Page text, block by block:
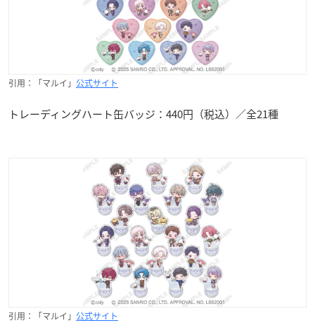
引用：「マルイ」 公式サイト
トレーディングハート缶バッジ：440円（税込）／全21種
引用：「マルイ」 公式サイト